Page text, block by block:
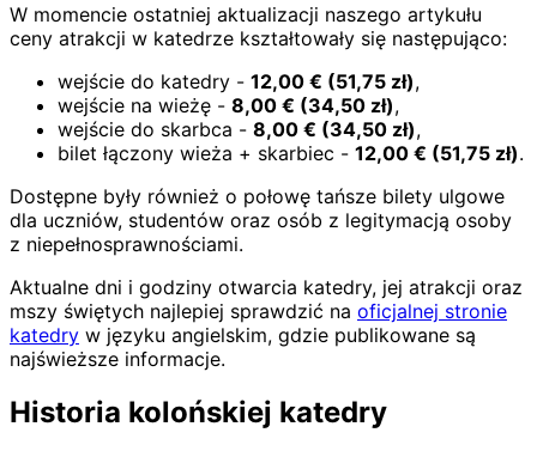
W momencie ostatniej aktualizacji naszego artykułu
ceny atrakcji w katedrze kształtowały się następująco:
wejście do katedry - 12,00 € (51,75 zł),
wejście na wieżę - 8,00 € (34,50 zł),
wejście do skarbca - 8,00 € (34,50 zł),
bilet łączony wieża + skarbiec - 12,00 € (51,75 zł).
Dostępne były również o połowę tańsze bilety ulgowe
dla uczniów, studentów oraz osób z legitymacją osoby
z niepełnosprawnościami.
Aktualne dni i godziny otwarcia katedry, jej atrakcji oraz
mszy świętych najlepiej sprawdzić na oficjalnej stronie
katedry w języku angielskim, gdzie publikowane są
najświeższe informacje.
Historia kolońskiej katedry